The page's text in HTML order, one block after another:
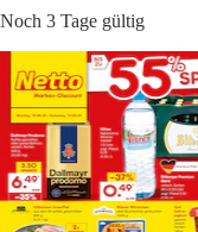
Noch 3 Tage gültig